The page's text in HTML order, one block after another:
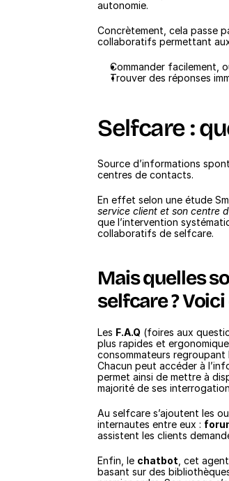
autonomie.
Concrètement, cela passe
collaboratifs permettant
Commander facilement,
Trouver des réponses
Selfcare :
Source d’informations
centres de contacts.
En effet selon une étude
service client et son centre
que l’intervention
collaboratifs de selfcare.
Mais quelles
selfcare ?
Les F.A.Q (foires aux
plus rapides et
consommateurs regroupant
Chacun peut accéder à
permet ainsi de mettre à
majorité de ses
Au selfcare s’ajoutent les
internautes entre eux :
assistent les clients
Enfin, le chatbot , cet
basant sur des